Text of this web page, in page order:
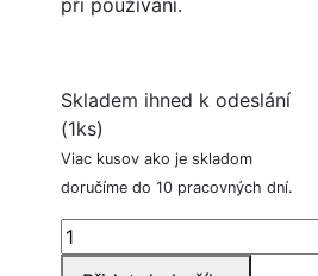
při používání.
Skladem ihned k odeslání
(1ks)
Viac kusov ako je skladom
doručíme do 10 pracovných dní.
Chránič
zubů